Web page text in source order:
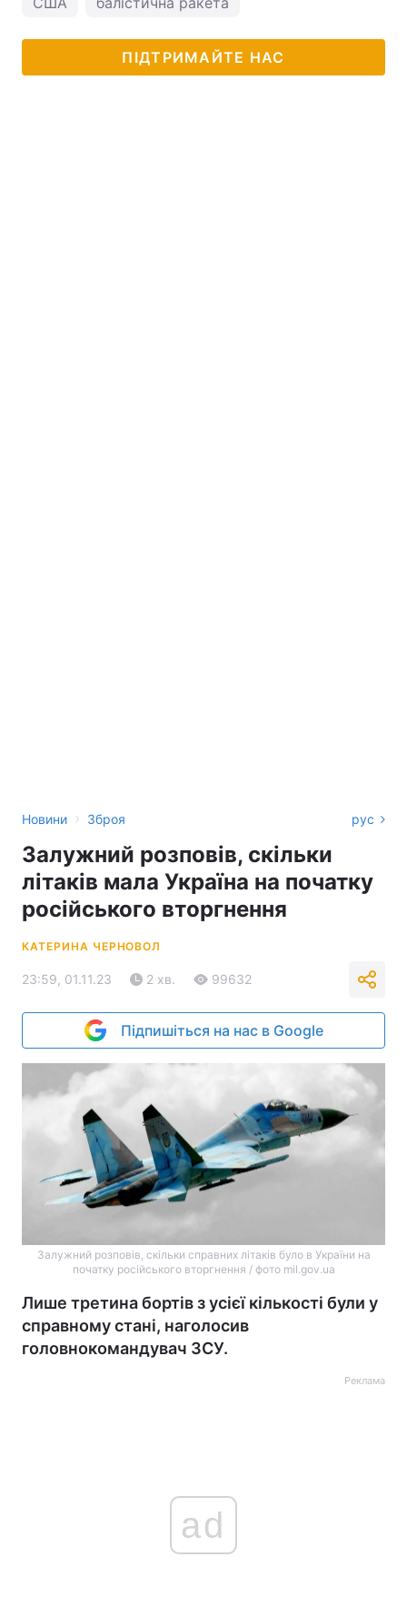
ПІДТРИМАЙТЕ НАС
Новини › Зброя рус
Залужний розповів, скільки
літаків мала Україна на початку
російського вторгнення
КАТЕРИНА ЧЕРНОВОЛ
23:59, 01.11.23 2 хв. 99632
Підпишіться на нас в Google
Залужний розповів, скільки справних літаків було в України на
початку російського вторгнення / фото mil.gov.ua
Лише третина бортів з усієї кількості були у
справному стані, наголосив
головнокомандувач ЗСУ.
Реклама
ad